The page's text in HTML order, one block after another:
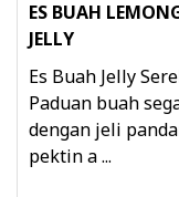
ES BUAH
JELLY
Es Buah Jelly
Paduan buah
dengan jeli
pektin a ...